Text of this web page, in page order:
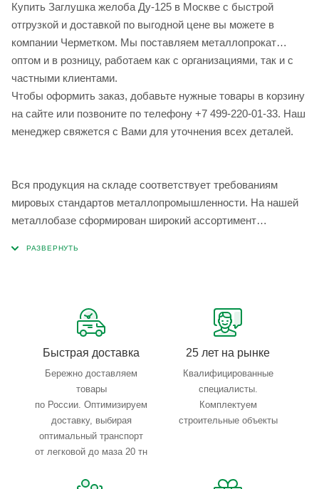
Купить Заглушка желоба Ду-125 в Москве с быстрой
отгрузкой и доставкой по выгодной цене вы можете в
компании Черметком. Мы поставляем металлопрокат
оптом и в розницу, работаем как с организациями, так и с
частными клиентами.
Чтобы оформить заказ, добавьте нужные товары в корзину
на сайте или позвоните по телефону +7 499-220-01-33. Наш
менеджер свяжется с Вами для уточнения всех деталей.
Вся продукция на складе соответствует требованиям
мировых стандартов металлопромышленности. На нашей
металлобазе сформирован широкий ассортимент
Быстрая доставка
Бережно доставляем
товары
по России. Оптимизируем
доставку, выбирая
оптимальный транспорт
от легковой до маза 20 тн
25 лет на рынке
Квалифицированные
специалисты.
Комплектуем
строительные объекты